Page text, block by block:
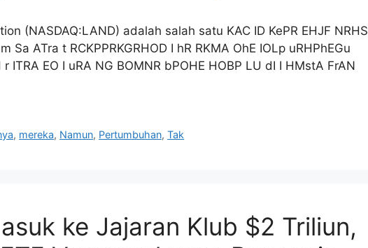
(NASDAQ:LAND) adalah salah satu KAC ID KePR EHJF NRHS
Sa ATra t RCKPPRKGRHOD I hR RKMA OhE IOLp uRHPhEGu
ITRA EO I uRA NG BOMNR bPOHE HOBP LU dI I HMstA FrAN
, mereka, Namun, Pertumbuhan,Tak
ke Jajaran Klub $2 Triliun,